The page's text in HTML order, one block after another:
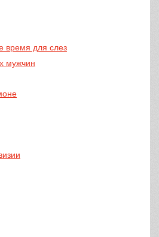
время для слез
мужчин